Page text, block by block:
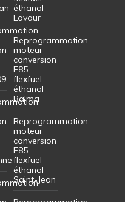
éthanol
Lavaur
Reprogrammation
moteur
conversion
E85
flexfuel
éthanol
Balma
Reprogrammation
moteur
conversion
E85
flexfuel
éthanol
Saint-Jean